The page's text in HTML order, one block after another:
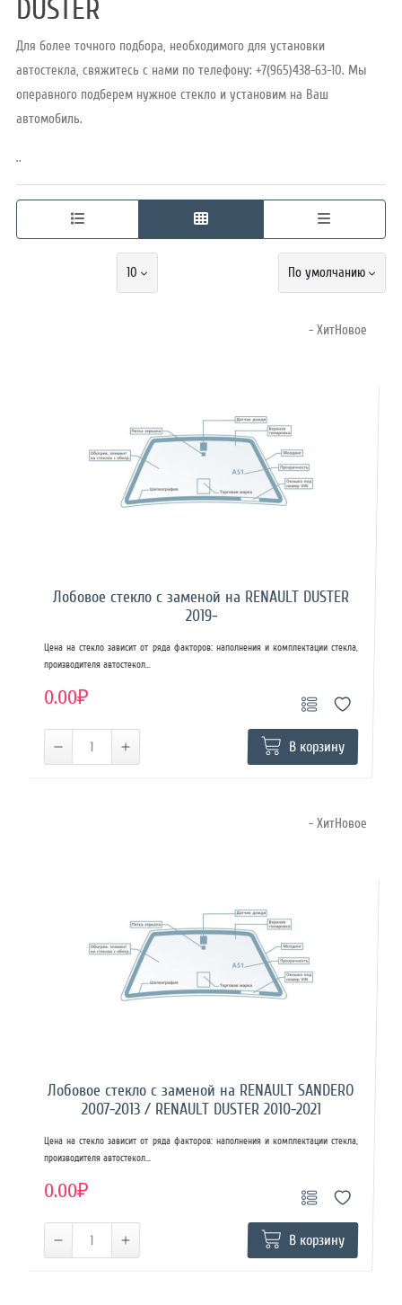
Режим
DUSTER
Для более точного подбора, необходимого для установки
автостекла, свяжитесь с нами по телефону: +7(965)438-63-10. Мы
операвного подберем нужное стекло и установим на Ваш
автомобиль.
..
10 По умолчанию
- ХитНовое
Лобовое стекло с заменой на RENAULT DUSTER
2019-
Цена на стекло зависит от ряда факторов: наполнения и комплектации стекла,
производителя автостекол...
0.00₽
В корзину
- ХитНовое
Лобовое стекло с заменой на RENAULT SANDERO
2007-2013 / RENAULT DUSTER 2010-2021
Цена на стекло зависит от ряда факторов: наполнения и комплектации стекла,
производителя автостекол...
0.00₽
В корзину